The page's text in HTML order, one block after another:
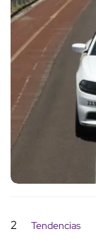
2 Tendencias